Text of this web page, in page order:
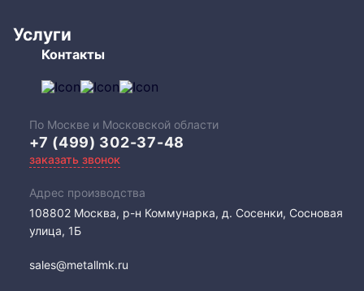
Услуги
Контакты
По Москве и Московской области
+7 (499) 302-37-48
заказать звонок
Адрес производства
108802​ Москва, р-н Коммунарка, д. Сосенки, Сосновая
улица, 1Б
sales@metallmk.ru